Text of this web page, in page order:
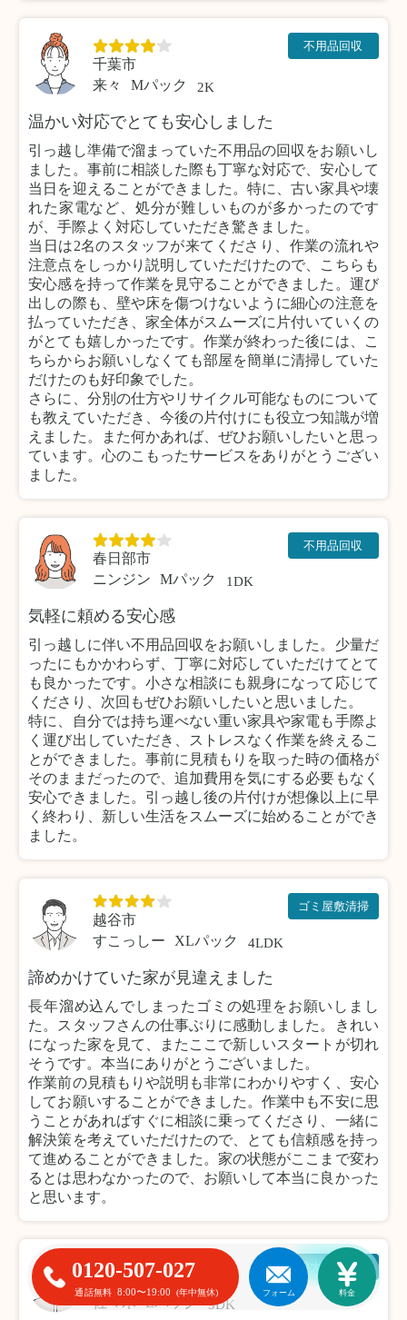
千葉市
来々
Mパック 2K
不用品回収
温かい対応でとても安心しました
引っ越し準備で溜まっていた不用品の回収をお願いし
ました。事前に相談した際も丁寧な対応で、安心して
当日を迎えることができました。特に、古い家具や壊
れた家電など、処分が難しいものが多かったのです
が、手際よく対応していただき驚きました。
当日は2名のスタッフが来てくださり、作業の流れや
注意点をしっかり説明していただけたので、こちらも
安心感を持って作業を見守ることができました。運び
出しの際も、壁や床を傷つけないように細心の注意を
払っていただき、家全体がスムーズに片付いていくの
がとても嬉しかったです。作業が終わった後には、こ
ちらからお願いしなくても部屋を簡単に清掃していた
だけたのも好印象でした。
さらに、分別の仕方やリサイクル可能なものについて
も教えていただき、今後の片付けにも役立つ知識が増
えました。また何かあれば、ぜひお願いしたいと思っ
ています。心のこもったサービスをありがとうござい
ました。
春日部市
ニンジン
Mパック 1DK
不用品回収
気軽に頼める安心感
引っ越しに伴い不用品回収をお願いしました。少量だ
ったにもかかわらず、丁寧に対応していただけてとて
も良かったです。小さな相談にも親身になって応じて
くださり、次回もぜひお願いしたいと思いました。
特に、自分では持ち運べない重い家具や家電も手際よ
く運び出していただき、ストレスなく作業を終えるこ
とができました。事前に見積もりを取った時の価格が
そのままだったので、追加費用を気にする必要もなく
安心できました。引っ越し後の片付けが想像以上に早
く終わり、新しい生活をスムーズに始めることができ
ました。
越谷市
すこっしー
XLパック 4LDK
ゴミ屋敷清掃
諦めかけていた家が見違えました
長年溜め込んでしまったゴミの処理をお願いしまし
た。スタッフさんの仕事ぶりに感動しました。きれい
になった家を見て、またここで新しいスタートが切れ
そうです。本当にありがとうございました。
作業前の見積もりや説明も非常にわかりやすく、安心
してお願いすることができました。作業中も不安に思
うことがあればすぐに相談に乗ってくださり、一緒に
解決策を考えていただけたので、とても信頼感を持っ
て進めることができました。家の状態がここまで変わ
るとは思わなかったので、お願いして本当に良かった
と思います。
川崎市
佐々木
Lパック 3DK
粗大ゴミ回収
0120-507-027
通話無料 8:00〜19:00 (年中無休) フォーム 料金